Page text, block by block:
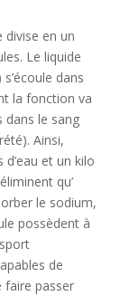
divise en un
Le liquide
dans
la fonction va
dans le sang
Ainsi,
et un kilo
qu’
le sodium,
possèdent à
de
faire passer